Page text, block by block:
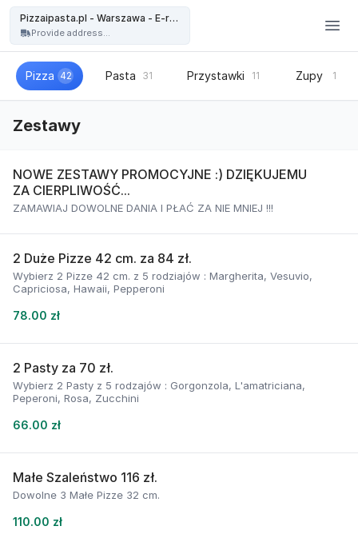
Pizzaipasta.pl - Warszawa - E-restauracja
Provide address...
Pizza 42 Pasta 31 Przystawki 11 Zupy 1
Zestawy
NOWE ZESTAWY PROMOCYJNE :) DZIĘKUJEMU
ZA CIERPLIWOŚĆ...
ZAMAWIAJ DOWOLNE DANIA I PŁAĆ ZA NIE MNIEJ !!!
2 Duże Pizze 42 cm. za 84 zł.
Wybierz 2 Pizze 42 cm. z 5 rodziajów : Margherita, Vesuvio,
Capriciosa, Hawaii, Pepperoni
78.00 zł
2 Pasty za 70 zł.
Wybierz 2 Pasty z 5 rodzajów : Gorgonzola, L'amatriciana,
Peperoni, Rosa, Zucchini
66.00 zł
Małe Szaleństwo 116 zł.
Dowolne 3 Małe Pizze 32 cm.
110.00 zł